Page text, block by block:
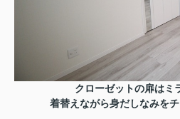
クローゼットの扉はミ
着替えながら身だしなみをチ